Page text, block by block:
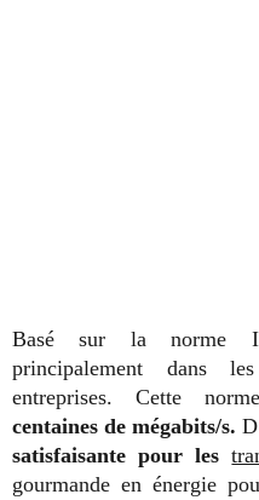
Basé sur la norme
principalement dans
entreprises. Cette norme
centaines de mégabits/s.
satisfaisante pour les
gourmande en énergie